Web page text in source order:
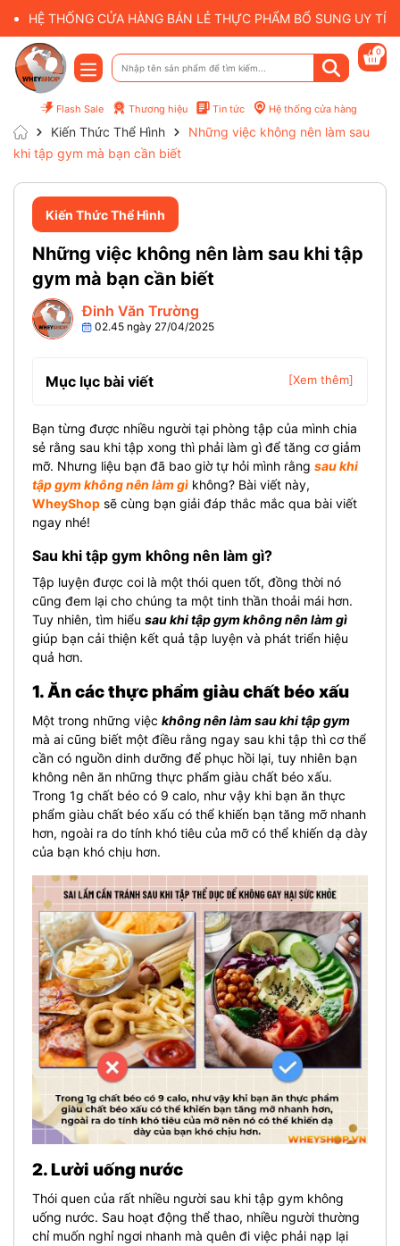
HỆ THỐNG CỬA HÀNG BÁN LẺ THỰC PHẨM BỔ SUNG UY
Flash Sale Thương hiệu Tin tức Hệ thống cửa hàng
0
Kiến Thức Thể Hình
Những việc không nên làm sau
khi tập gym mà bạn cần biết
Kiến Thức Thể Hình
Những việc không nên làm sau khi tập
gym mà bạn cần biết
Đinh Văn Trường
02.45 ngày 27/04/2025
Mục lục bài viết [Xem thêm]
Bạn từng được nhiều người tại phòng tập của mình chia
sẻ rằng sau khi tập xong thì phải làm gì để tăng cơ giảm
mỡ. Nhưng liệu bạn đã bao giờ tự hỏi mình rằng sau khi
tập gym không nên làm gì không? Bài viết này,
WheyShop sẽ cùng bạn giải đáp thắc mắc qua bài viết
ngay nhé!
Sau khi tập gym không nên làm gì?
Tập luyện được coi là một thói quen tốt, đồng thời nó
cũng đem lại cho chúng ta một tinh thần thoải mái hơn.
Tuy nhiên, tìm hiểu sau khi tập gym không nên làm gì
giúp bạn cải thiện kết quả tập luyện và phát triển hiệu
quả hơn.
1. Ăn các thực phẩm giàu chất béo xấu
Một trong những việc không nên làm sau khi tập gym
mà ai cũng biết một điều rằng ngay sau khi tập thì cơ thể
cần có nguồn dinh dưỡng để phục hồi lại, tuy nhiên bạn
không nên ăn những thực phẩm giàu chất béo xấu.
Trong 1g chất béo có 9 calo, như vậy khi bạn ăn thực
phẩm giàu chất béo xấu có thể khiến bạn tăng mỡ nhanh
hơn, ngoài ra do tính khó tiêu của mỡ có thể khiến dạ dày
của bạn khó chịu hơn.
2. Lười uống nước
Thói quen của rất nhiều người sau khi tập gym không
uống nước. Sau hoạt động thể thao, nhiều người thường
chỉ muốn nghỉ ngơi nhanh mà quên đi việc phải nạp lại